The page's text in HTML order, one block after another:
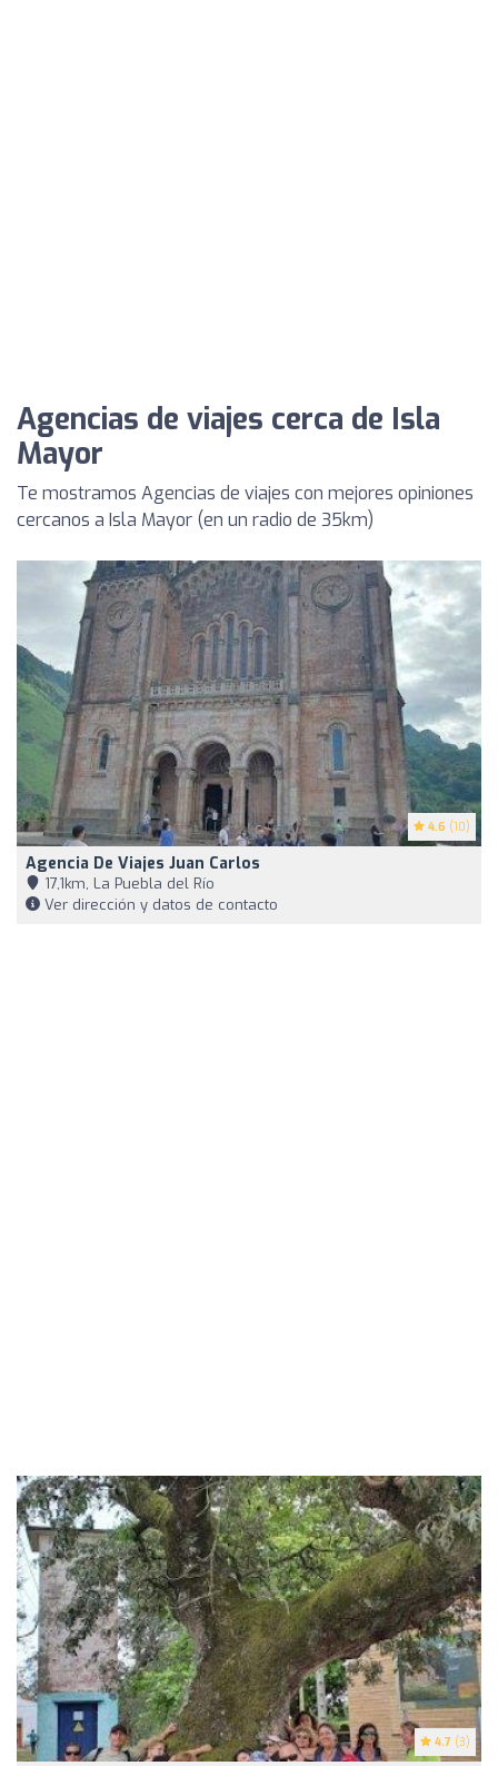
Agencias de viajes cerca de Isla
Mayor
Te mostramos Agencias de viajes con mejores opiniones
cercanos a Isla Mayor (en un radio de 35km)
4.6 (10)
Agencia De Viajes Juan Carlos
17,1km, La Puebla del Río
Ver dirección y datos de contacto
4.7 (3)